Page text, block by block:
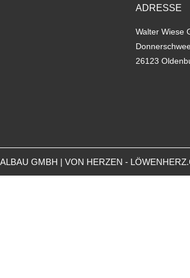
ADRESSE
Walter Wiese
26123
GMBH | VON HERZEN -